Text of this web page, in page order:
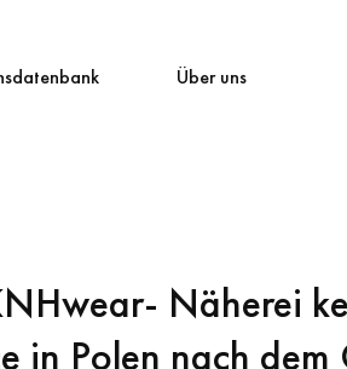
Über uns
Näherei
in Polen nach